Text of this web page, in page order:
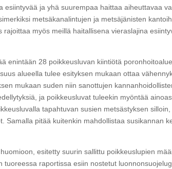
esiintyvää ja yhä suurempaa haittaa aiheuttavaa
metsäkanalintujen ja metsäjänisten
myös meillä haitallisena vieraslajina
enintään 28 poikkeusluvan kiintiötä
alueella tulee esityksen mukaan ottaa
mukaan suden niin sanottujen
ja poikkeusluvat tuleekin myöntää
tapahtuvan susien metsästyksen
Samalla pitää kuitenkin mahdollistaa susikannan
esitetty suurin sallittu poikkeuslupien
tuoreessa raportissa esiin nostetut